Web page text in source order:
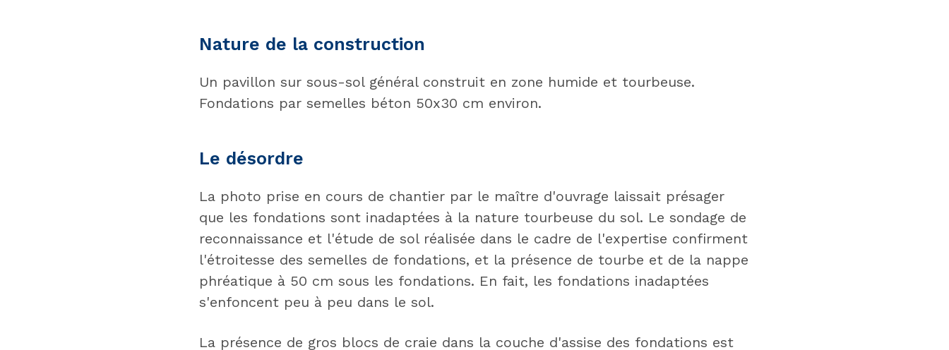
Nature de la construction
Un pavillon sur sous-sol général construit en zone humide et tourbeuse.
Fondations par semelles béton 50x30 cm environ.
Le désordre
La photo prise en cours de chantier par le maître d'ouvrage laissait présager
que les fondations sont inadaptées à la nature tourbeuse du sol. Le sondage de
reconnaissance et l'étude de sol réalisée dans le cadre de l'expertise confirment
l'étroitesse des semelles de fondations, et la présence de tourbe et de la nappe
phréatique à 50 cm sous les fondations. En fait, les fondations inadaptées
s'enfoncent peu à peu dans le sol.
La présence de gros blocs de craie dans la couche d'assise des fondations est